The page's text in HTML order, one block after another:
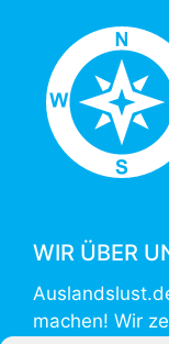
WIR ÜBER
machen! Wir